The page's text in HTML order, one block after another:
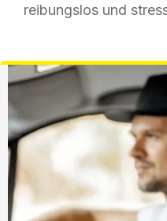
reibungslos und